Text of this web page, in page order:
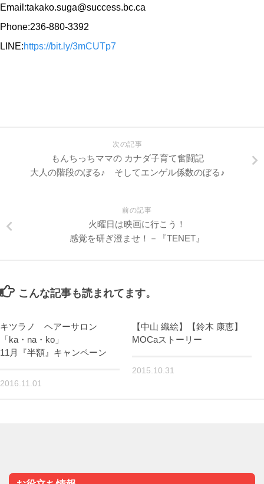
Email:takako.suga@success.bc.ca
Phone:236-880-3392
LINE:https://bit.ly/3mCUTp7
次の記事
もんちっちママの カナダ子育て奮闘記
大人の階段のぼる♪ そしてエンゲル係数のぼる♪
前の記事
火曜日は映画に行こう！
感覚を研ぎ澄ませ！－『TENET』
こんな記事も読まれてます。
キツラノ ヘアーサロン
「ka・na・ko」
11月『半額』キャンペーン
2016.11.01
【中山 織絵】【鈴木 康恵】
MOCaストーリー
2015.10.31